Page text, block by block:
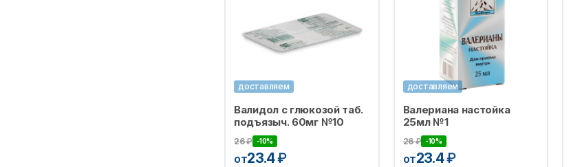
доставляем
Валидол с глюкозой таб.
подъязыч. 60мг №10
26₽ -10%
от23.4₽
доставляем
Валериана настойка
25мл №1
26₽ -10%
от23.4₽